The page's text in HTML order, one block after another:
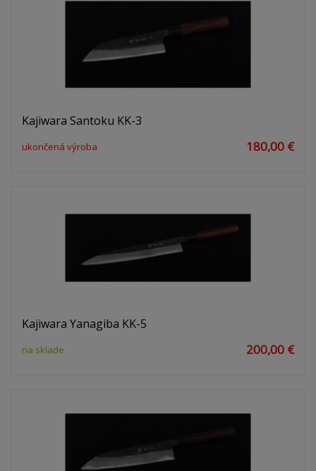
Kajiwara Santoku KK-3
ukončená výroba 180,00 €
Kajiwara Yanagiba KK-5
na sklade 200,00 €